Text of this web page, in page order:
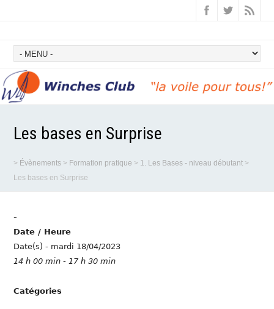
Les bases en Surprise
> Évènements > Formation pratique > 1. Les Bases - niveau débutant >
Les bases en Surprise
-
Date / Heure
Date(s) - mardi 18/04/2023
14 h 00 min - 17 h 30 min
Catégories